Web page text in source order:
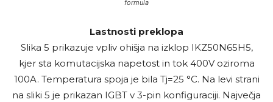
formula
Lastnosti preklopa
Slika 5 prikazuje vpliv ohišja na izklop IKZ50N65H5,
kjer sta komutacijska napetost in tok 400V oziroma
100A. Temperatura spoja je bila Tj=25 °C. Na levi strani
na sliki 5 je prikazan IGBT v 3-pin konfiguraciji. Največja